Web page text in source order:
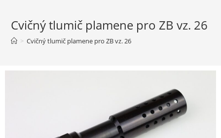
Cvičný tlumič plamene pro ZB vz. 26
> Cvičný tlumič plamene pro ZB vz. 26